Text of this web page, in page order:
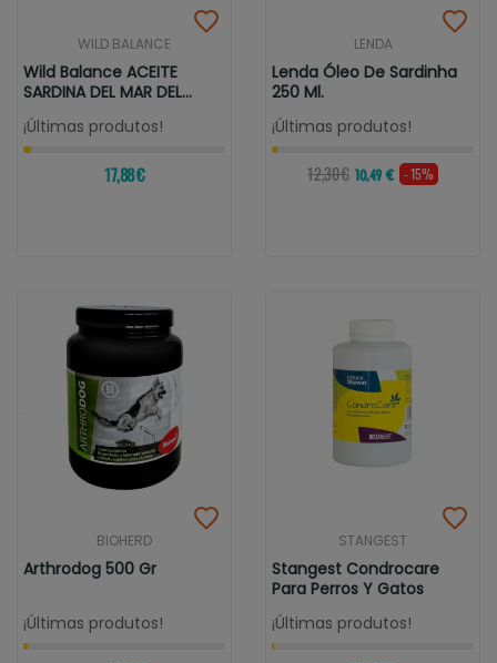
WILD BALANCE
Wild Balance ACEITE
SARDINA DEL MAR DEL
NORTE Para...
¡Últimas produtos!
17,88 €
LENDA
Lenda Óleo De Sardinha
250 Ml.
¡Últimas produtos!
12,30 € 10,49 € - 15%
BIOHERD
Arthrodog 500 Gr
¡Últimas produtos!
STANGEST
Stangest Condrocare
Para Perros Y Gatos
¡Últimas produtos!